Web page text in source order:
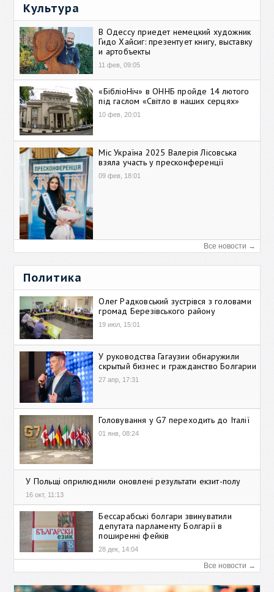
Культура
В Одессу приедет немецкий художник
Гидо Хайсиг: презентует книгу, выставку
и артобъекты
11 фев, 09:05
«БібліоНіч» в ОННБ пройде 14 лютого
під гаслом «Світло в наших серцях»
10 фев, 20:01
Міс Україна 2025 Валерія Лісовська
взяла участь у пресконференції
09 фев, 18:01
Все новости →
Политика
Олег Радковський зустрівся з головами
громад Березівського району
19 июл, 15:01
У руководства Гагаузии обнаружили
скрытый бизнес и гражданство Болгарии
27 апр, 17:31
Головування у G7 переходить до Італії
01 янв, 08:24
У Польщі оприлюднили оновлені результати екзит-полу
16 окт, 11:13
Бессарабські болгари звинуватили
депутата парламенту Болгарії в
поширенні фейків
28 дек, 14:04
Все новости →